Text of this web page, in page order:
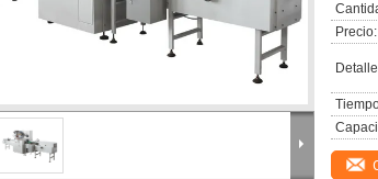
Precio: